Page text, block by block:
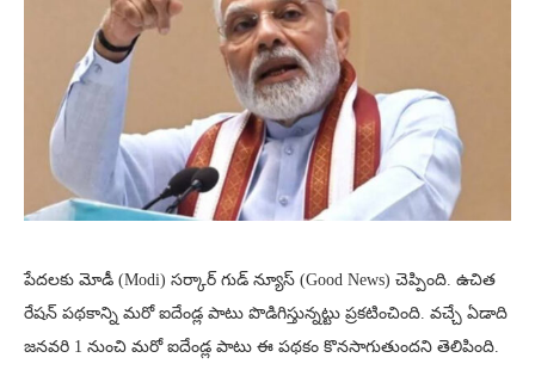
పేదలకు మోడీ (Modi) సర్కార్ గుడ్ న్యూస్ (Good News) చెప్పింది. ఉచిత
రేషన్ పథకాన్ని మరో ఐదేండ్ల పాటు పొడిగిస్తున్నట్టు ప్రకటించింది. వచ్చే ఏడాది
జనవరి 1 నుంచి మరో ఐదేండ్ల పాటు ఈ పథకం కొనసాగుతుందని తెలిపింది.